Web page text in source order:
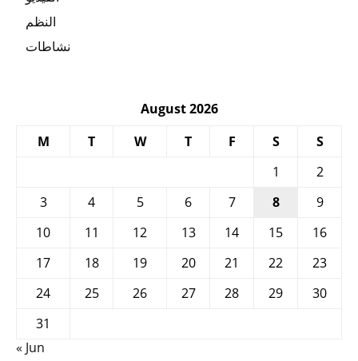
النظم
نشاطات
August 2026
M
T W T F S
S
1
2
3
4 5 6 7 8
9
10
11 12 13 14 15
16
17
18 19 20 21 22
23
24
25 26 27 28 29
30
31
« Jun